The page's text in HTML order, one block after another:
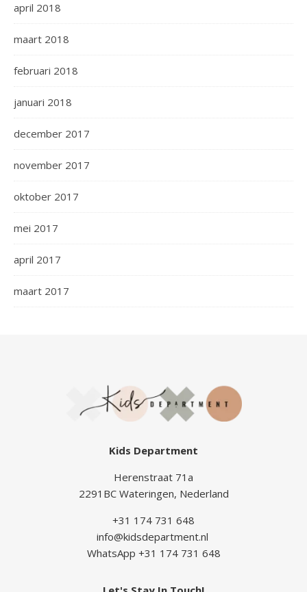
april 2018
maart 2018
februari 2018
januari 2018
december 2017
november 2017
oktober 2017
mei 2017
april 2017
maart 2017
Kids Department
Herenstraat 71a
2291BC Wateringen, Nederland
+31 174 731 648
info@kidsdepartment.nl
WhatsApp +31 174 731 648